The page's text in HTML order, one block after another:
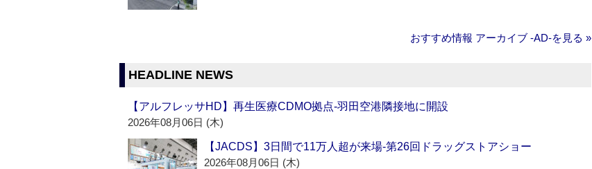
おすすめ情報 アーカイブ ‐AD‐を見る »
HEADLINE NEWS
【アルフレッサHD】再生医療CDMO拠点‐羽田空港隣接地に開設
2026年08月06日 (木)
【JACDS】3日間で11万人超が来場‐第26回ドラッグストアショー
2026年08月06日 (木)